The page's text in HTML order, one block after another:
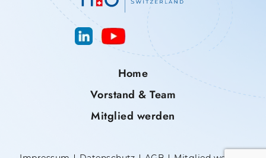
Home
Vorstand & Team
Mitglied werden